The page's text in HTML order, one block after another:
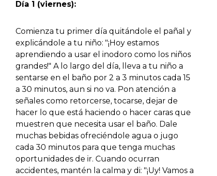
Día 1 (viernes):
Comienza tu primer día quitándole el pañal y
explicándole a tu niño: "¡Hoy estamos
aprendiendo a usar el inodoro como los niños
grandes!" A lo largo del día, lleva a tu niño a
sentarse en el baño por 2 a 3 minutos cada 15
a 30 minutos, aun si no va. Pon atención a
señales como retorcerse, tocarse, dejar de
hacer lo que está haciendo o hacer caras que
muestren que necesita usar el baño. Dale
muchas bebidas ofreciéndole agua o jugo
cada 30 minutos para que tenga muchas
oportunidades de ir. Cuando ocurran
accidentes, mantén la calma y di: "¡Uy! Vamos a